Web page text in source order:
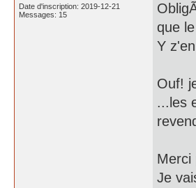
Date d'inscription: 2019-12-21
Messages: 15
que
Y
Ouf!
...les
Merci
Je